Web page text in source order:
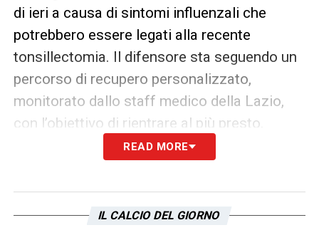
di ieri a causa di sintomi influenzali che
potrebbero essere legati alla recente
tonsillectomia. Il difensore sta seguendo un
percorso di recupero personalizzato,
monitorato dallo staff medico della Lazio,
con l’obiettivo di rientrare al più presto.
La situazione sanitaria nel ritiro
la squadra in vista dell’inizio del campionato.
READ MORE
IL CALCIO DEL GIORNO